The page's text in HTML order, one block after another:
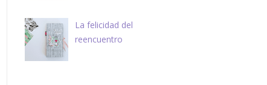
La felicidad del
reencuentro